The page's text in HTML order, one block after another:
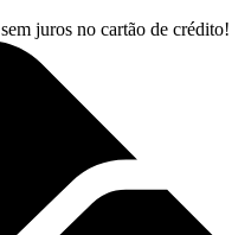
sem juros no cartão de crédito!